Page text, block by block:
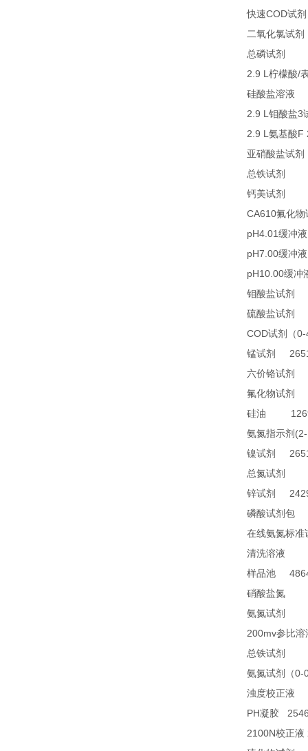
快速COD试剂
二氧化氯试剂
总磷试剂
2.9 L 柠檬酸/
硅酸盐溶液
2.9 L 钼酸盐3
2.9 L 氨基酸F
亚硝酸盐试剂
总铁试剂
钙美试剂
CA610氟化物
pH4.01 缓冲液
pH7.00缓冲液
pH10.00缓冲
钼酸盐试剂
硫酸盐试剂
COD试剂（
锰试剂
六价铬试剂
氟化物试剂
硅油
氨氮指示剂
镍试剂
总氮试剂
锌试剂
磷酸试剂包
在线氨氮标准
清洗溶液
样品池
硝酸盐氮
氨氮试剂
200mv参比溶
总铁试剂
氨氮试剂（0-
浊度校正液
PH凝胶
2100N校正液